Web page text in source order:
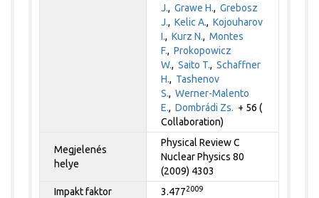
J.,Grawe H.,Grebosz
J.,Kelic A.,Kojouharov
I.,Kurz N.,Montes
F.,Prokopowicz
W.,Saito T.,Schaffner
H., Tashenov
S.,Werner-Malento
E.,Dombrádi Zs. + 56 (
Collaboration)
Megjelenés
helye
Physical Review C
Nuclear Physics 80
(2009) 4303
Impakt faktor
3.4772009